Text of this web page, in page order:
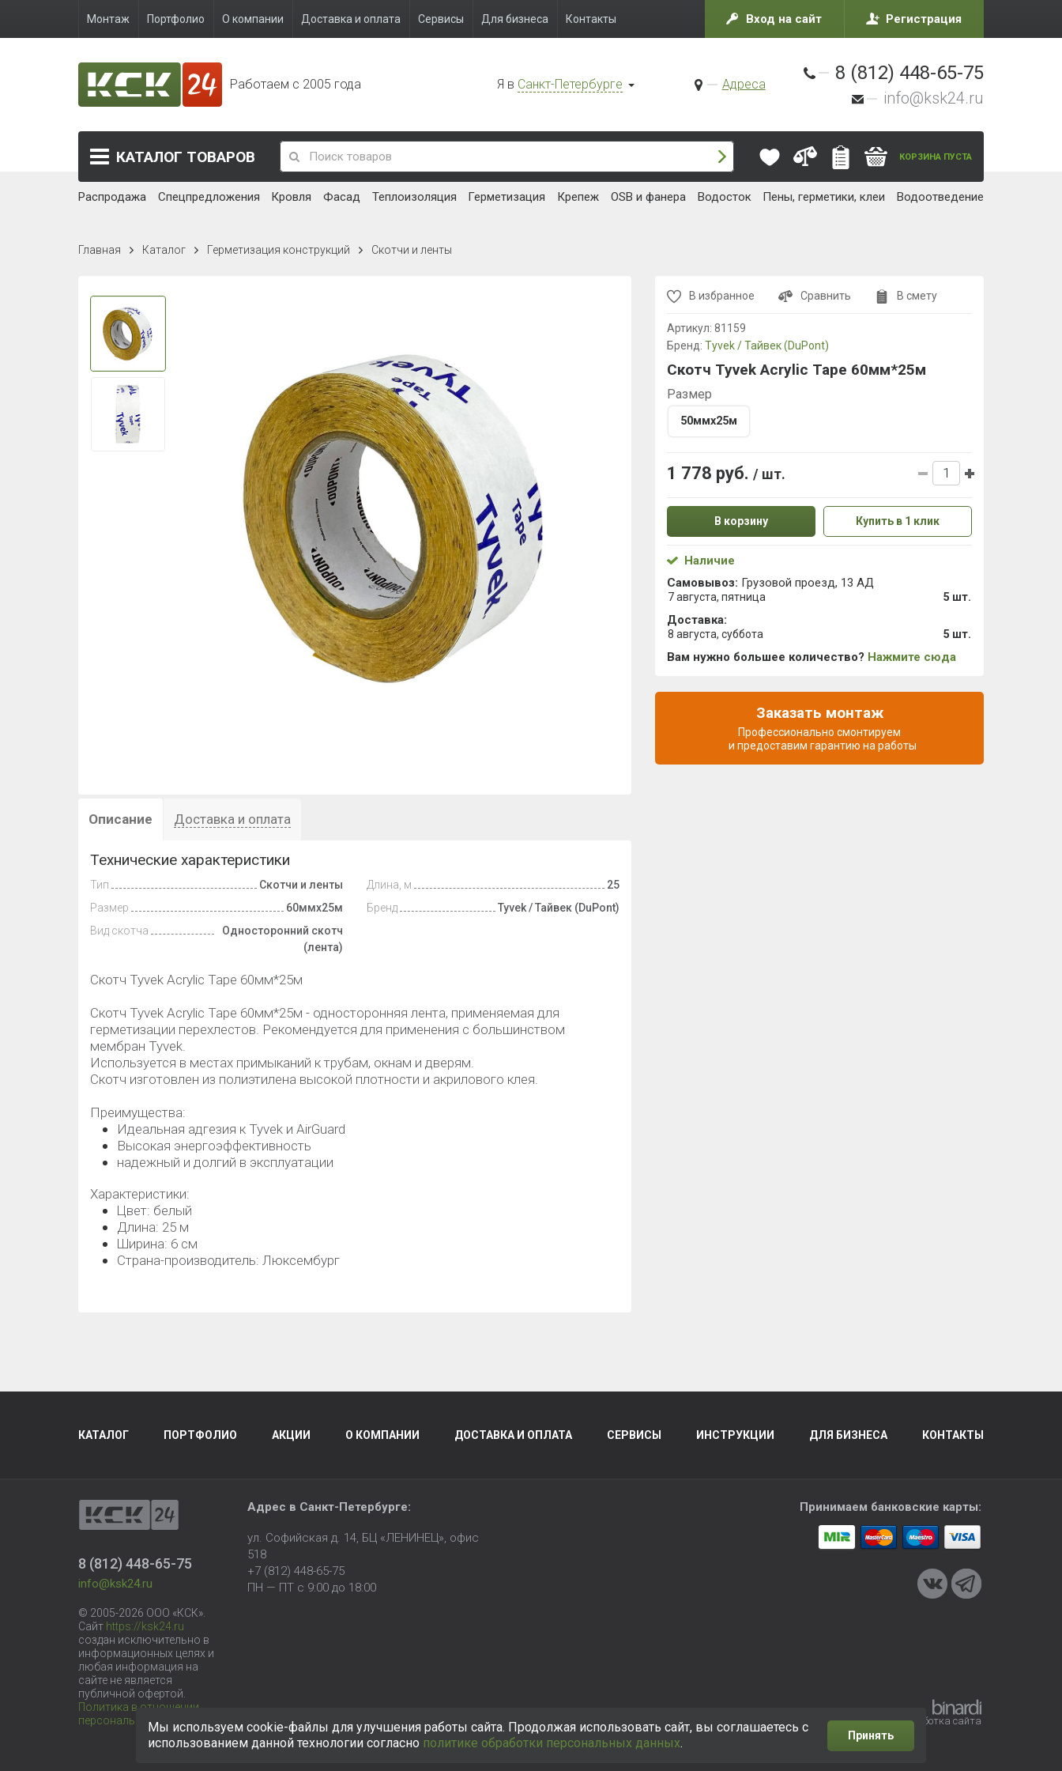
Монтаж Портфолио О компании Доставка и оплата Сервисы Для бизнеса Контакты Вход на сайт Регистрация
Работаем с 2005 года Я в Санкт-Петербурге Адреса
8 (812) 448-65-75
info@ksk24.ru
КАТАЛОГ ТОВАРОВ КОРЗИНА ПУСТА
Распродажа Спецпредложения Кровля Фасад Теплоизоляция Герметизация Крепеж OSB и фанера Водосток Пены, герметики, клеи Водоотведение
Главная Каталог Герметизация конструкций Скотчи и ленты
Описание Доставка и оплата
Технические характеристики
Тип
Скотчи и ленты
Размер
60ммх25м
Вид скотча
Односторонний скотч
(лента)
Длина, м
25
Бренд
Tyvek / Тайвек (DuPont)
Скотч Tyvek Acrylic Tape 60мм*25м
Скотч Tyvek Acrylic Tape 60мм*25м - односторонняя лента, применяемая для
герметизации перехлестов. Рекомендуется для применения с большинством
мембран Tyvek.
Используется в местах примыканий к трубам, окнам и дверям.
Скотч изготовлен из полиэтилена высокой плотности и акрилового клея.
Преимущества:
Идеальная адгезия к Tyvek и AirGuard
Высокая энергоэффективность
надежный и долгий в эксплуатации
Характеристики:
Цвет: белый
Длина: 25 м
Ширина: 6 см
Страна-производитель: Люксембург
В избранное Сравнить В смету
Артикул: 81159
Бренд: Tyvek / Тайвек (DuPont)
Скотч Tyvek Acrylic Tape 60мм*25м
Размер
50ммх25м
1 778 руб. / шт.
В корзину Купить в 1 клик
Наличие
Самовывоз: Грузовой проезд, 13 АД
7 августа, пятница 5 шт.
Доставка:
8 августа, суббота 5 шт.
Вам нужно большее количество? Нажмите сюда
Заказать монтаж
Профессионально смонтируем
и предоставим гарантию на работы
КАТАЛОГ ПОРТФОЛИО АКЦИИ О КОМПАНИИ ДОСТАВКА И ОПЛАТА СЕРВИСЫ ИНСТРУКЦИИ ДЛЯ БИЗНЕСА КОНТАКТЫ
8 (812) 448-65-75
info@ksk24.ru
© 2005-2026 ООО «КСК».
Сайт https://ksk24.ru
создан исключительно в
информационных целях и
любая информация на
сайте не является
публичной офертой.
Политика в отношении
персональных данных
Адрес в Санкт-Петербурге:
ул. Софийская д. 14, БЦ «ЛЕНИНЕЦ», офис
518
+7 (812) 448-65-75
ПН — ПТ с 9:00 до 18:00
Принимаем банковские карты:
Разработка сайта
Мы используем cookie-файлы для улучшения работы сайта. Продолжая использовать сайт, вы соглашаетесь с
использованием данной технологии согласно политике обработки персональных данных.
Принять